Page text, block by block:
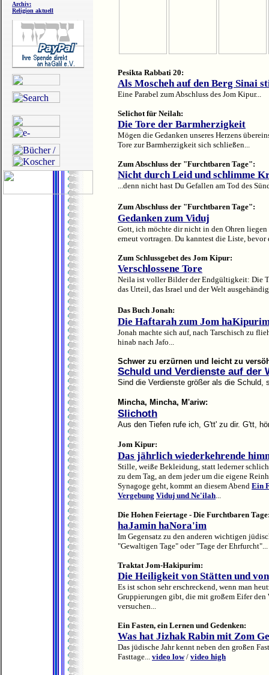
Archiv:
Religion aktuell
Pesikta Rabbati 20:
Als Moscheh auf den Berg Sinai
Eine Parabel zum Abschluss des Jom Kipur...
Selichot für Neilah:
Die Tore der Barmherzigkeit
Mögen die Gedanken unseres Herzens
Tore zur Barmherzigkeit sich schließen...
Zum Abschluss der "Furchtbaren Tage":
Nicht durch Leid und schlimme
...denn nicht hast Du Gefallen am Tod des
Zum Abschluss der "Furchtbaren Tage":
Gedanken zum Viduj
Gott, ich möchte dir nicht in den Ohren
erneut vortragen. Du kanntest die Liste, bevor
Zum Schlussgebet des Jom Kipur:
Verschlossene Tore
Neila ist voller Bilder der Endgültigkeit: Die
das Urteil, das Israel und der Welt
Das Buch Jonah:
Die Haftarah zum Jom
Jonah machte sich auf, nach Tarschisch zu
hinab nach Jafo...
Schwer zu erzürnen und leicht zu
Schuld und Verdienste auf der
Sind die Verdienste größer als die
Mincha, Mincha, M'ariw:
Slichoth
Aus den Tiefen rufe ich, G'tt' zu dir. G'tt,
Jom Kipur:
Das jährlich wiederkehrende
Stille, weiße Bekleidung, statt lederner
zu dem Tag, an dem jeder um die eigene
Synagoge geht, kommt an diesem Abend Ein
Vergebung Viduj und Ne'ilah...
Die Hohen Feiertage - Die Furchtbaren
haJamin haNora'im
Im Gegensatz zu den anderen wichtigen
"Gewaltigen Tage" oder "Tage der Ehrfurcht"...
Traktat Jom-Hakipurim:
Die Heiligkeit von Stätten und
Es ist schon sehr erschreckend, wenn man
Gruppierungen gibt, die mit großem Eifer den
versuchen...
Ein Fasten, ein Lernen und Gedenken:
Was hat Jizhak Rabin mit Zom
Das jüdische Jahr kennt neben den großen
Fasttage... video low / video high